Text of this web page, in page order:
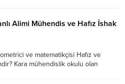
Alimi Mühendis ve Hafız İshak
ve matematikçisi Hafız ve
Kara mühendislik okulu olan